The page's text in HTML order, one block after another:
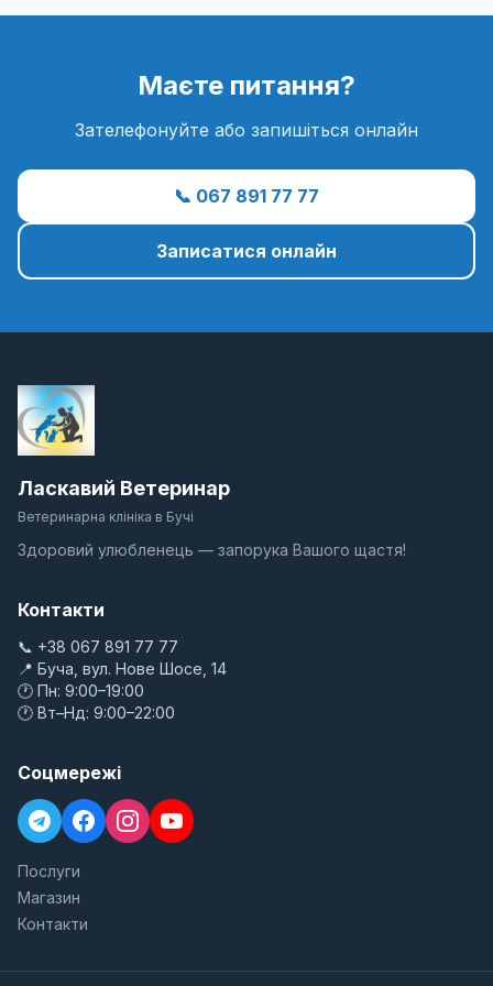
заходи проводяться тільки за
Маєте питання?
Зателефонуйте або запишіться онлайн
📞 067 891 77 77
Записатися онлайн
Ласкавий Ветеринар
Ветеринарна клініка в Бучі
Здоровий улюбленець — запорука Вашого щастя!
Контакти
📞 +38 067 891 77 77
📍 Буча, вул. Нове Шосе, 14
🕐 Пн: 9:00–19:00
🕐 Вт–Нд: 9:00–22:00
Соцмережі
Послуги
Магазин
Контакти